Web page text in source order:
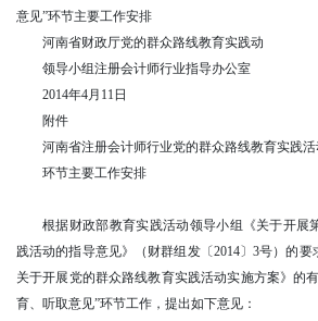
意见”环节主要工作安排
河南省财政厅党的群众路线教育实践动
领导小组注册会计师行业指导办公室
2014年4月11日
附件
河南省注册会计师行业党的群众路线教育实践
环节主要工作安排
根据财政部教育实践活动领导小组《关于开展
践活动的指导意见》（财群组发〔2014〕3号）的
关于开展党的群众路线教育实践活动实施方案》的
育、听取意见”环节工作，提出如下意见：